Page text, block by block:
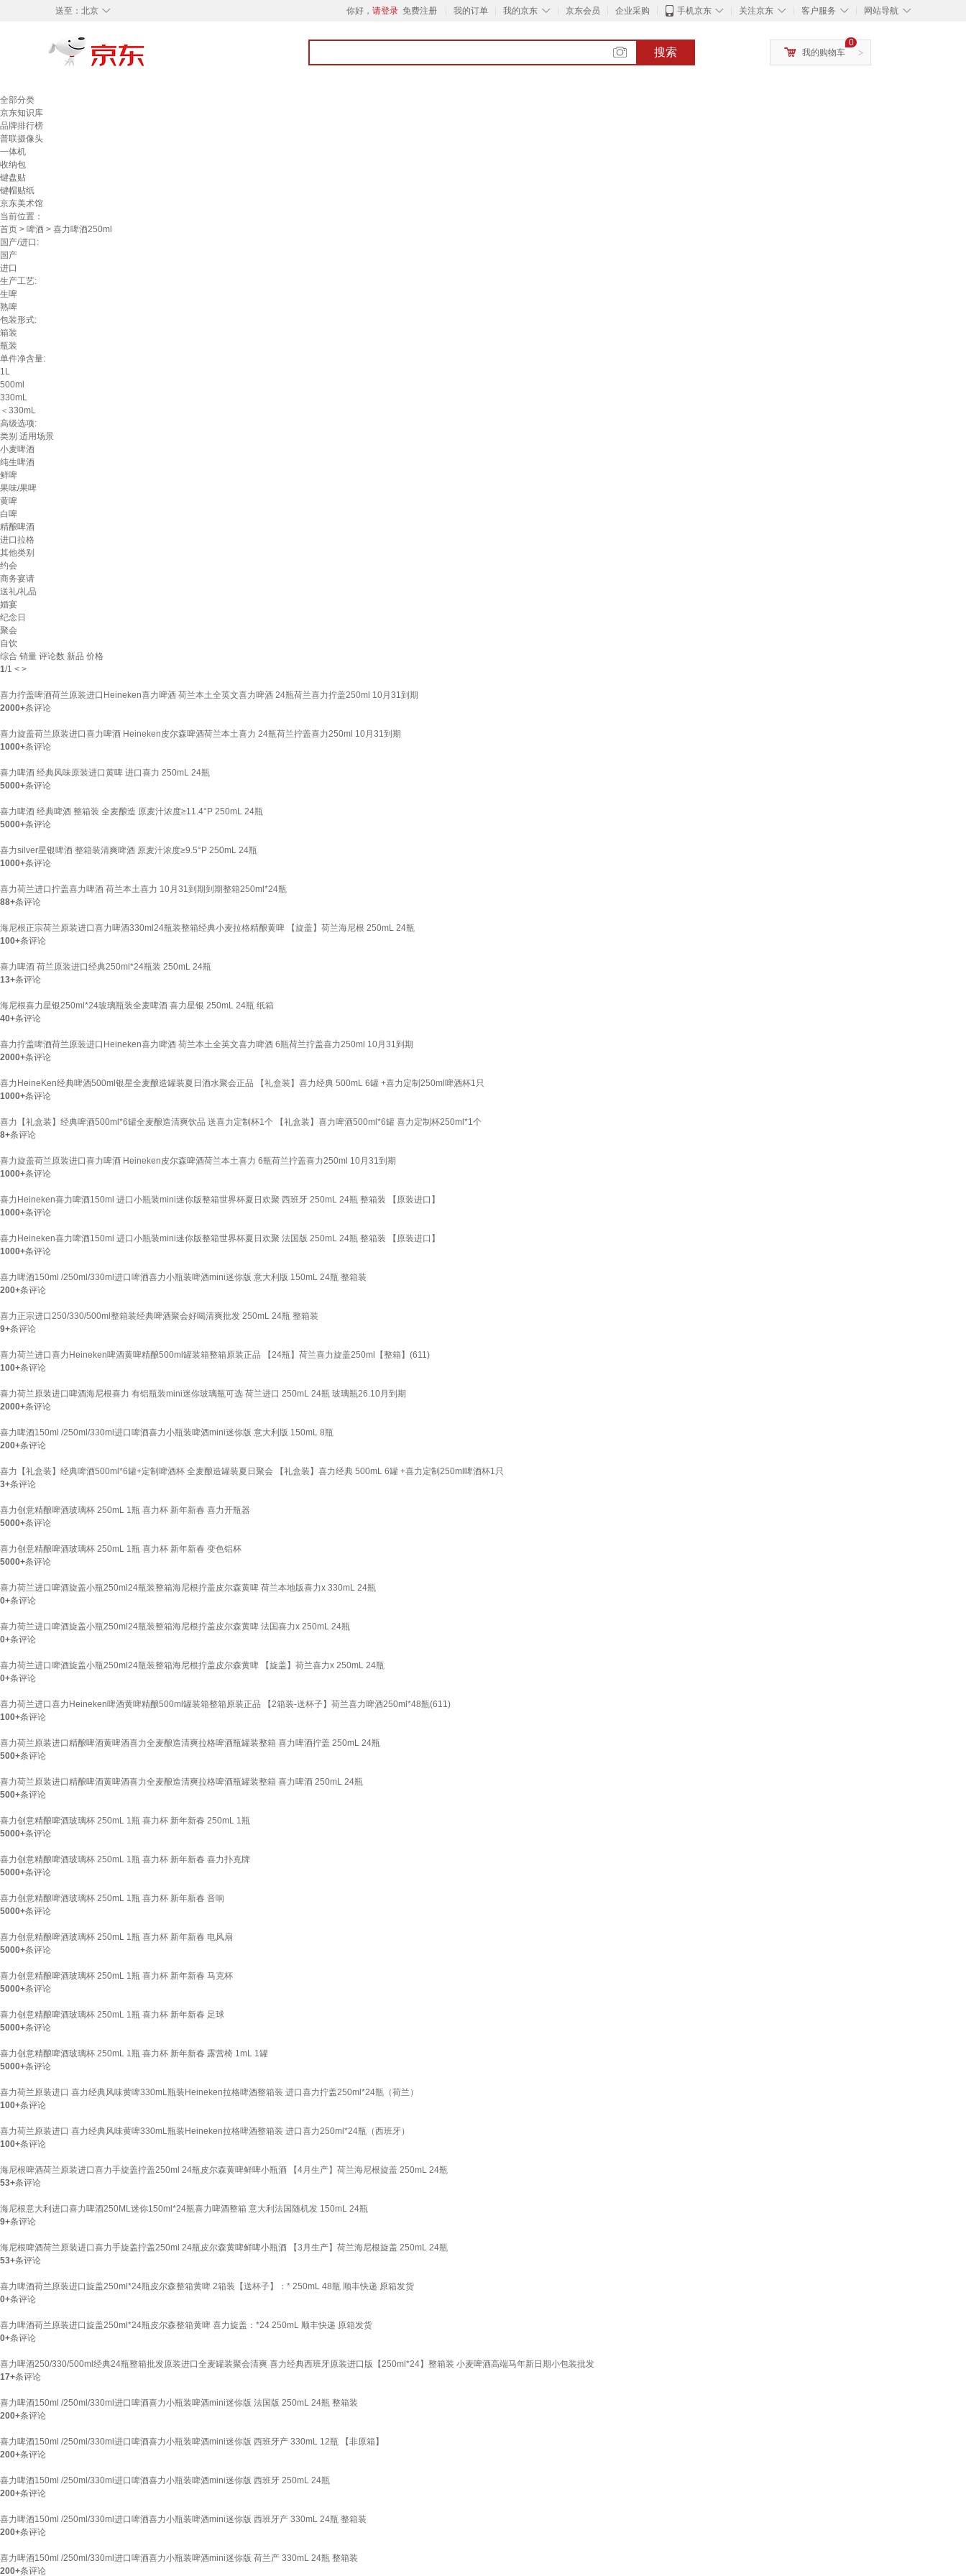
◇
送至： 北京 你好， 请登录 免费注册 我的订单 ◇
我的京东 京东会员 企业采购 ◇
手机京东 ◇
关注京东 ◇
客户服务 ◇
网站导航
搜索 >
0
我的购物车
全部分类
京东知识库
品牌排行榜
普联摄像头
一体机
收纳包
键盘贴
键帽贴纸
京东美术馆
当前位置：
首页 > 啤酒 > 喜力啤酒250ml
国产/进口:
国产
进口
生产工艺:
生啤
熟啤
包装形式:
箱装
瓶装
单件净含量:
1L
500ml
330mL
＜330mL
高级选项:
类别 适用场景
小麦啤酒
纯生啤酒
鲜啤
果味/果啤
黄啤
白啤
精酿啤酒
进口拉格
其他类别
约会
商务宴请
送礼/礼品
婚宴
纪念日
聚会
自饮
综合 销量 评论数 新品 价格
1/1 < >
喜力拧盖啤酒荷兰原装进口Heineken喜力啤酒 荷兰本土全英文喜力啤酒 24瓶荷兰喜力拧盖250ml 10月31到期
2000+条评论
喜力旋盖荷兰原装进口喜力啤酒 Heineken皮尔森啤酒荷兰本土喜力 24瓶荷兰拧盖喜力250ml 10月31到期
1000+条评论
喜力啤酒 经典风味原装进口黄啤 进口喜力 250mL 24瓶
5000+条评论
喜力啤酒 经典啤酒 整箱装 全麦酿造 原麦汁浓度≥11.4°P 250mL 24瓶
5000+条评论
喜力silver星银啤酒 整箱装清爽啤酒 原麦汁浓度≥9.5°P 250mL 24瓶
1000+条评论
喜力荷兰进口拧盖喜力啤酒 荷兰本土喜力 10月31到期到期整箱250ml*24瓶
88+条评论
海尼根正宗荷兰原装进口喜力啤酒330ml24瓶装整箱经典小麦拉格精酿黄啤 【旋盖】荷兰海尼根 250mL 24瓶
100+条评论
喜力啤酒 荷兰原装进口经典250ml*24瓶装 250mL 24瓶
13+条评论
海尼根喜力星银250ml*24玻璃瓶装全麦啤酒 喜力星银 250mL 24瓶 纸箱
40+条评论
喜力拧盖啤酒荷兰原装进口Heineken喜力啤酒 荷兰本土全英文喜力啤酒 6瓶荷兰拧盖喜力250ml 10月31到期
2000+条评论
喜力HeineKen经典啤酒500ml银星全麦酿造罐装夏日酒水聚会正品 【礼盒装】喜力经典 500mL 6罐 +喜力定制250ml啤酒杯1只
1000+条评论
喜力【礼盒装】经典啤酒500ml*6罐全麦酿造清爽饮品 送喜力定制杯1个 【礼盒装】喜力啤酒500ml*6罐 喜力定制杯250ml*1个
8+条评论
喜力旋盖荷兰原装进口喜力啤酒 Heineken皮尔森啤酒荷兰本土喜力 6瓶荷兰拧盖喜力250ml 10月31到期
1000+条评论
喜力Heineken喜力啤酒150ml 进口小瓶装mini迷你版整箱世界杯夏日欢聚 西班牙 250mL 24瓶 整箱装 【原装进口】
1000+条评论
喜力Heineken喜力啤酒150ml 进口小瓶装mini迷你版整箱世界杯夏日欢聚 法国版 250mL 24瓶 整箱装 【原装进口】
1000+条评论
喜力啤酒150ml /250ml/330ml进口啤酒喜力小瓶装啤酒mini迷你版 意大利版 150mL 24瓶 整箱装
200+条评论
喜力正宗进口250/330/500ml整箱装经典啤酒聚会好喝清爽批发 250mL 24瓶 整箱装
9+条评论
喜力荷兰进口喜力Heineken啤酒黄啤精酿500ml罐装箱整箱原装正品 【24瓶】荷兰喜力旋盖250ml【整箱】(611)
100+条评论
喜力荷兰原装进口啤酒海尼根喜力 有铝瓶装mini迷你玻璃瓶可选 荷兰进口 250mL 24瓶 玻璃瓶26.10月到期
2000+条评论
喜力啤酒150ml /250ml/330ml进口啤酒喜力小瓶装啤酒mini迷你版 意大利版 150mL 8瓶
200+条评论
喜力【礼盒装】经典啤酒500ml*6罐+定制啤酒杯 全麦酿造罐装夏日聚会 【礼盒装】喜力经典 500mL 6罐 +喜力定制250ml啤酒杯1只
3+条评论
喜力创意精酿啤酒玻璃杯 250mL 1瓶 喜力杯 新年新春 喜力开瓶器
5000+条评论
喜力创意精酿啤酒玻璃杯 250mL 1瓶 喜力杯 新年新春 变色铝杯
5000+条评论
喜力荷兰进口啤酒旋盖小瓶250ml24瓶装整箱海尼根拧盖皮尔森黄啤 荷兰本地版喜力x 330mL 24瓶
0+条评论
喜力荷兰进口啤酒旋盖小瓶250ml24瓶装整箱海尼根拧盖皮尔森黄啤 法国喜力x 250mL 24瓶
0+条评论
喜力荷兰进口啤酒旋盖小瓶250ml24瓶装整箱海尼根拧盖皮尔森黄啤 【旋盖】荷兰喜力x 250mL 24瓶
0+条评论
喜力荷兰进口喜力Heineken啤酒黄啤精酿500ml罐装箱整箱原装正品 【2箱装-送杯子】荷兰喜力啤酒250ml*48瓶(611)
100+条评论
喜力荷兰原装进口精酿啤酒黄啤酒喜力全麦酿造清爽拉格啤酒瓶罐装整箱 喜力啤酒拧盖 250mL 24瓶
500+条评论
喜力荷兰原装进口精酿啤酒黄啤酒喜力全麦酿造清爽拉格啤酒瓶罐装整箱 喜力啤酒 250mL 24瓶
500+条评论
喜力创意精酿啤酒玻璃杯 250mL 1瓶 喜力杯 新年新春 250mL 1瓶
5000+条评论
喜力创意精酿啤酒玻璃杯 250mL 1瓶 喜力杯 新年新春 喜力扑克牌
5000+条评论
喜力创意精酿啤酒玻璃杯 250mL 1瓶 喜力杯 新年新春 音响
5000+条评论
喜力创意精酿啤酒玻璃杯 250mL 1瓶 喜力杯 新年新春 电风扇
5000+条评论
喜力创意精酿啤酒玻璃杯 250mL 1瓶 喜力杯 新年新春 马克杯
5000+条评论
喜力创意精酿啤酒玻璃杯 250mL 1瓶 喜力杯 新年新春 足球
5000+条评论
喜力创意精酿啤酒玻璃杯 250mL 1瓶 喜力杯 新年新春 露营椅 1mL 1罐
5000+条评论
喜力荷兰原装进口 喜力经典风味黄啤330mL瓶装Heineken拉格啤酒整箱装 进口喜力拧盖250ml*24瓶（荷兰）
100+条评论
喜力荷兰原装进口 喜力经典风味黄啤330mL瓶装Heineken拉格啤酒整箱装 进口喜力250ml*24瓶（西班牙）
100+条评论
海尼根啤酒荷兰原装进口喜力手旋盖拧盖250ml 24瓶皮尔森黄啤鲜啤小瓶酒 【4月生产】荷兰海尼根旋盖 250mL 24瓶
53+条评论
海尼根意大利进口喜力啤酒250ML迷你150ml*24瓶喜力啤酒整箱 意大利法国随机发 150mL 24瓶
9+条评论
海尼根啤酒荷兰原装进口喜力手旋盖拧盖250ml 24瓶皮尔森黄啤鲜啤小瓶酒 【3月生产】荷兰海尼根旋盖 250mL 24瓶
53+条评论
喜力啤酒荷兰原装进口旋盖250ml*24瓶皮尔森整箱黄啤 2箱装【送杯子】：* 250mL 48瓶 顺丰快递 原箱发货
0+条评论
喜力啤酒荷兰原装进口旋盖250ml*24瓶皮尔森整箱黄啤 喜力旋盖：*24 250mL 顺丰快递 原箱发货
0+条评论
喜力啤酒250/330/500ml经典24瓶整箱批发原装进口全麦罐装聚会清爽 喜力经典西班牙原装进口版【250ml*24】整箱装 小麦啤酒高端马年新日期小包装批发
17+条评论
喜力啤酒150ml /250ml/330ml进口啤酒喜力小瓶装啤酒mini迷你版 法国版 250mL 24瓶 整箱装
200+条评论
喜力啤酒150ml /250ml/330ml进口啤酒喜力小瓶装啤酒mini迷你版 西班牙产 330mL 12瓶 【非原箱】
200+条评论
喜力啤酒150ml /250ml/330ml进口啤酒喜力小瓶装啤酒mini迷你版 西班牙 250mL 24瓶
200+条评论
喜力啤酒150ml /250ml/330ml进口啤酒喜力小瓶装啤酒mini迷你版 西班牙产 330mL 24瓶 整箱装
200+条评论
喜力啤酒150ml /250ml/330ml进口啤酒喜力小瓶装啤酒mini迷你版 荷兰产 330mL 24瓶 整箱装
200+条评论